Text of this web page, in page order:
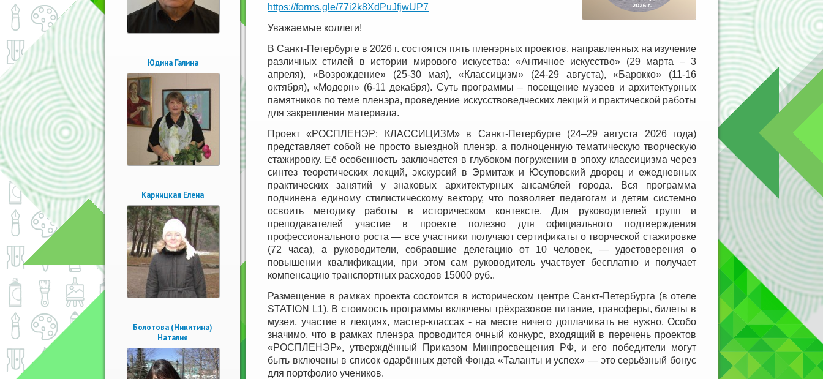
Юдина Галина
Карницкая Елена
Болотова (Никитина)
Наталия
https://forms.gle/77i2k8XdPuJfjwUP7
Уважаемые коллеги!
В Санкт-Петербурге в 2026 г. состоятся пять пленэрных проектов, направленных на изучение
различных стилей в истории мирового искусства: «Античное искусство» (29 марта – 3
апреля), «Возрождение» (25-30 мая), «Классицизм» (24-29 августа), «Барокко» (11-16
октября), «Модерн» (6-11 декабря). Суть программы – посещение музеев и архитектурных
памятников по теме пленэра, проведение искусствоведческих лекций и практической работы
для закрепления материала.
Проект «РОСПЛЕНЭР: КЛАССИЦИЗМ» в Санкт-Петербурге (24–29 августа 2026 года)
представляет собой не просто выездной пленэр, а полноценную тематическую творческую
стажировку. Её особенность заключается в глубоком погружении в эпоху классицизма через
синтез теоретических лекций, экскурсий в Эрмитаж и Юсуповский дворец и ежедневных
практических занятий у знаковых архитектурных ансамблей города. Вся программа
подчинена единому стилистическому вектору, что позволяет педагогам и детям системно
освоить методику работы в историческом контексте. Для руководителей групп и
преподавателей участие в проекте полезно для официального подтверждения
профессионального роста — все участники получают сертификаты о творческой стажировке
(72 часа), а руководители, собравшие делегацию от 10 человек, — удостоверения о
повышении квалификации, при этом сам руководитель участвует бесплатно и получает
компенсацию транспортных расходов 15000 руб..
Размещение в рамках проекта состоится в историческом центре Санкт-Петербурга (в отеле
STATION L1). В стоимость программы включены трёхразовое питание, трансферы, билеты в
музеи, участие в лекциях, мастер-классах - на месте ничего доплачивать не нужно. Особо
значимо, что в рамках пленэра проводится очный конкурс, входящий в перечень проектов
«РОСПЛЕНЭР», утверждённый Приказом Минпросвещения РФ, и его победители могут
быть включены в список одарённых детей Фонда «Таланты и успех» — это серьёзный бонус
для портфолио учеников.